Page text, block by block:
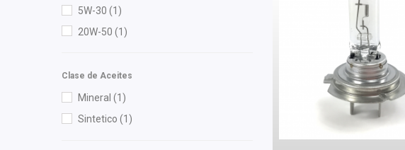
Euroespaña
Febi(3)
Fritec(3)
GABRIEL(2)
Gates(1)
5W-30 (1)
20W-50 (1)
Clase de Aceites
Mineral (1)
Sintetico (1)